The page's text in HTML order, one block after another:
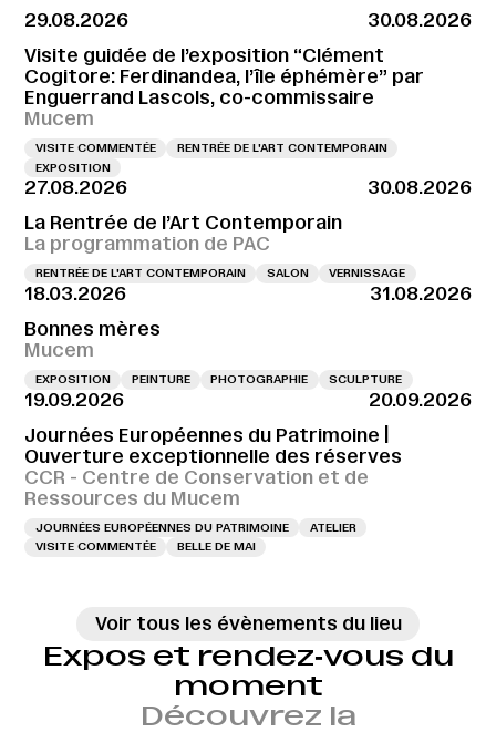
29.08.2026
30.08.2026
Visite guidée de l’exposition “Clément
Cogitore: Ferdinandea, l’île éphémère” par
Enguerrand Lascols, co-commissaire
Mucem
VISITE COMMENTÉE
RENTRÉE DE L'ART CONTEMPORAIN
EXPOSITION
27.08.2026
30.08.2026
La Rentrée de l’Art Contemporain
La programmation de PAC
RENTRÉE DE L'ART CONTEMPORAIN SALON VERNISSAGE
18.03.2026
31.08.2026
Bonnes mères
Mucem
EXPOSITION PEINTURE PHOTOGRAPHIE SCULPTURE
19.09.2026
20.09.2026
Journées Européennes du Patrimoine |
Ouverture exceptionnelle des réserves
CCR - Centre de Conservation et de
Ressources du Mucem
JOURNÉES EUROPÉENNES DU PATRIMOINE
ATELIER
VISITE COMMENTÉE
BELLE DE MAI
Voir tous les évènements du lieu
Expos et rendez‑vous du
moment
Découvrez la